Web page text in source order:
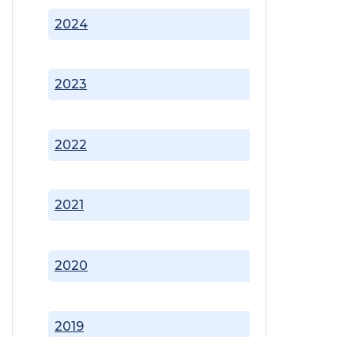
2019
2020
2021
2022
2023
2024